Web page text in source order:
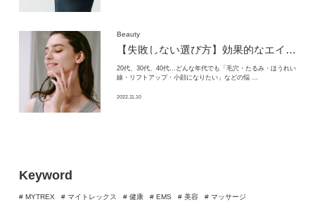
Keyword
# MYTREX # マイトレックス # 健康 # EMS # 美容
# マッサージ
Beauty
【失敗しない選び方】 効果的なエイジングケアの研究を続けてきた
20代、30代、40代…どんな年代でも「毛穴・たるみ・ほうれい
線・リフトアップ・小顔になりたい」などの悩 …
2022.11.10